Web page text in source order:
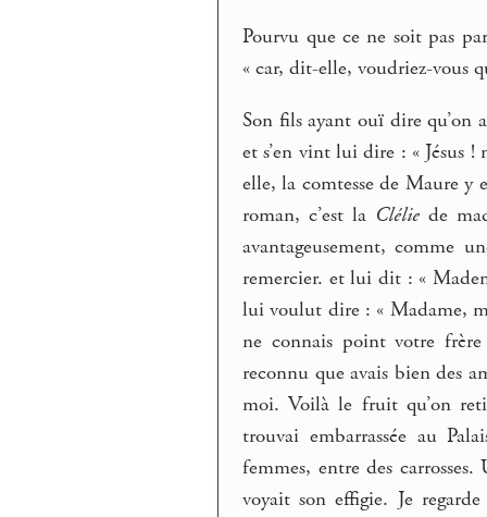
Pourvu que ce ne soit pas
« car, dit-elle, voudriez-vous
Son fils ayant ouï dire qu’on
et s’en vint lui dire : « Jésus
elle, la comtesse de Maure y
roman, c’est la Cléliede
avantageusement, comme
remercier. et lui dit : «
lui voulut dire : « Madame,
ne connais point votre
reconnu que avais bien des
moi. Voilà le fruit qu’on
trouvai embarrassée au
femmes, entre des
voyait son effigie. Je